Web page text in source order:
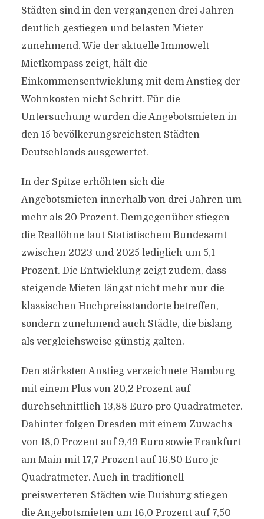
Städten sind in den vergangenen drei Jahren
deutlich gestiegen und belasten Mieter
zunehmend. Wie der aktuelle Immowelt
Mietkompass zeigt, hält die
Einkommensentwicklung mit dem Anstieg der
Wohnkosten nicht Schritt. Für die
Untersuchung wurden die Angebotsmieten in
den 15 bevölkerungsreichsten Städten
Deutschlands ausgewertet.
In der Spitze erhöhten sich die
Angebotsmieten innerhalb von drei Jahren um
mehr als 20 Prozent. Demgegenüber stiegen
die Reallöhne laut Statistischem Bundesamt
zwischen 2023 und 2025 lediglich um 5,1
Prozent. Die Entwicklung zeigt zudem, dass
steigende Mieten längst nicht mehr nur die
klassischen Hochpreisstandorte betreffen,
sondern zunehmend auch Städte, die bislang
als vergleichsweise günstig galten.
Den stärksten Anstieg verzeichnete Hamburg
mit einem Plus von 20,2 Prozent auf
durchschnittlich 13,88 Euro pro Quadratmeter.
Dahinter folgen Dresden mit einem Zuwachs
von 18,0 Prozent auf 9,49 Euro sowie Frankfurt
am Main mit 17,7 Prozent auf 16,80 Euro je
Quadratmeter. Auch in traditionell
preiswerteren Städten wie Duisburg stiegen
die Angebotsmieten um 16,0 Prozent auf 7,50